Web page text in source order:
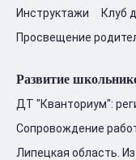
Инструктажи
Клуб
Просвещение
Развитие
ДТ "Кванториум":
Сопровождение
Липецкая область.